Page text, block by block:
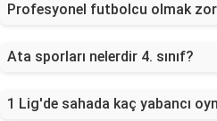
Profesyonel futbolcu olmak
Ata sporları nelerdir 4. sınıf?
1 Lig'de sahada kaç yabancı